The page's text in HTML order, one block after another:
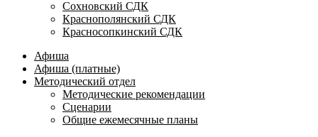
Сохновский СДК
Краснополянский СДК
Красносопкинский СДК
Афиша
Афиша (платные)
Методический отдел
Методические рекомендации
Сценарии
Общие ежемесячные планы